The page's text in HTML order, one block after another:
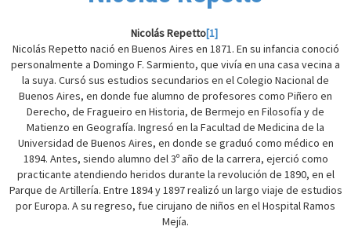
Nicolás Repetto[1]
Nicolás Repetto nació en Buenos Aires en 1871. En su infancia conoció
personalmente a Domingo F. Sarmiento, que vivía en una casa vecina a
la suya. Cursó sus estudios secundarios en el Colegio Nacional de
Buenos Aires, en donde fue alumno de profesores como Piñero en
Derecho, de Fragueiro en Historia, de Bermejo en Filosofía y de
Matienzo en Geografía. Ingresó en la Facultad de Medicina de la
Universidad de Buenos Aires, en donde se graduó como médico en
1894. Antes, siendo alumno del 3º año de la carrera, ejerció como
practicante atendiendo heridos durante la revolución de 1890, en el
Parque de Artillería. Entre 1894 y 1897 realizó un largo viaje de estudios
por Europa. A su regreso, fue cirujano de niños en el Hospital Ramos
Mejía.